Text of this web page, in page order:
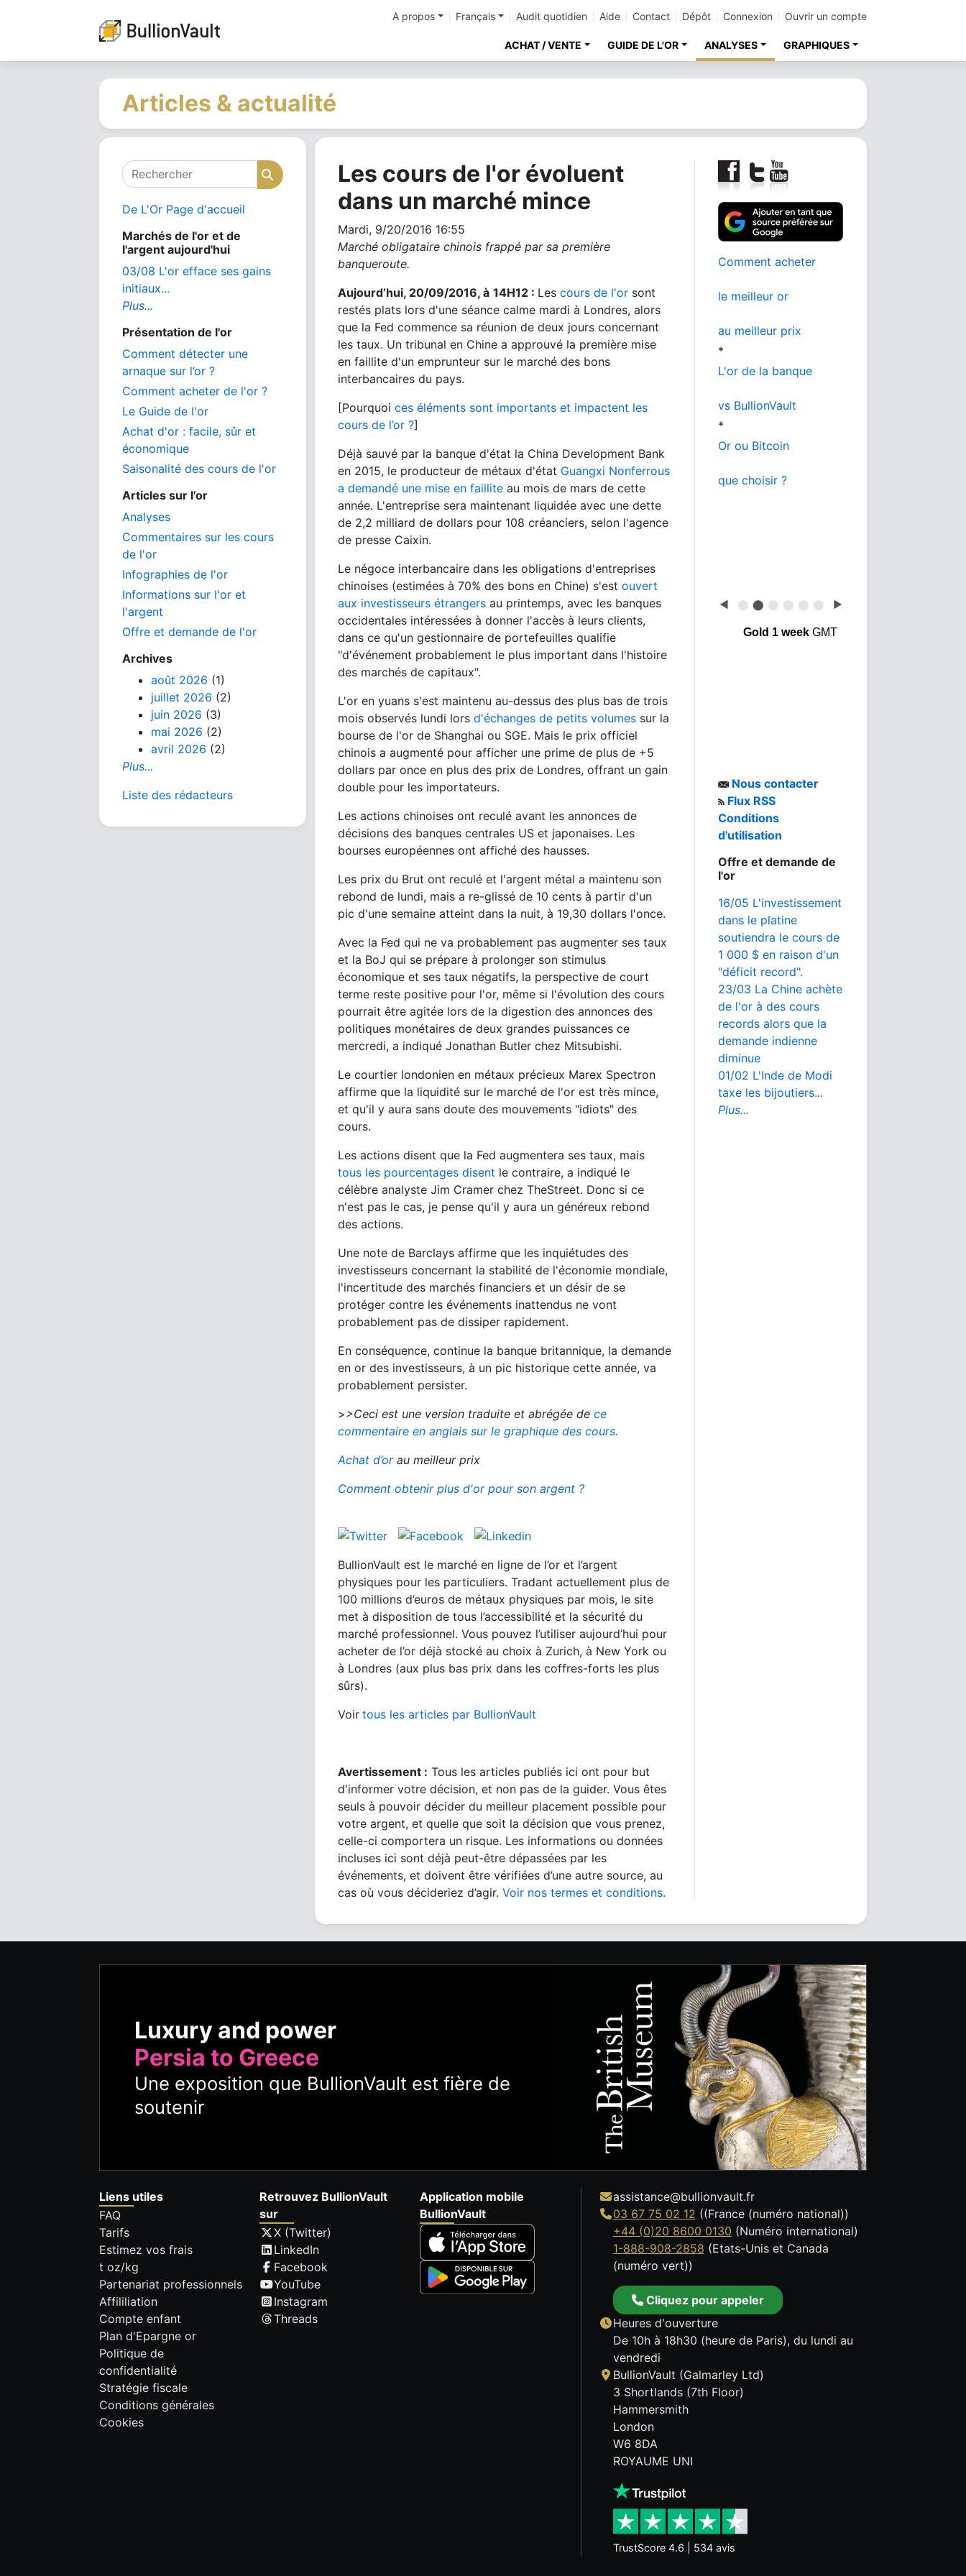
A propos Français Audit quotidien Aide Contact Dépôt Connexion Ouvrir un compte
ACHAT / VENTE GUIDE DE L'OR ANALYSES GRAPHIQUES
Articles & actualité
Rechercher Rechercher
De L'Or Page d'accueil
Marchés de l'or et de
l'argent aujourd'hui
03/08 L'or efface ses gains
initiaux...
Plus...
Présentation de l'or
Comment détecter une
arnaque sur l’or ?
Comment acheter de l'or ?
Le Guide de l'or
Achat d'or : facile, sûr et
économique
Saisonalité des cours de l'or
Articles sur l'or
Analyses
Commentaires sur les cours
de l'or
Infographies de l'or
Informations sur l'or et
l'argent
Offre et demande de l'or
Archives
août 2026 (1)
juillet 2026 (2)
juin 2026 (3)
mai 2026 (2)
avril 2026 (2)
Plus...
Liste des rédacteurs
Les cours de l'or évoluent
dans un marché mince
Mardi, 9/20/2016 16:55
Marché obligataire chinois frappé par sa première
banqueroute.
Aujourd’hui, 20/09/2016, à 14H12 : Les cours de l'or sont
restés plats lors d'une séance calme mardi à Londres, alors
que la Fed commence sa réunion de deux jours concernant
les taux. Un tribunal en Chine a approuvé la première mise
en faillite d'un emprunteur sur le marché des bons
interbancaires du pays.
[Pourquoi ces éléments sont importants et impactent les
cours de l’or ?]
Déjà sauvé par la banque d'état la China Development Bank
en 2015, le producteur de métaux d'état Guangxi Nonferrous
a demandé une mise en faillite au mois de mars de cette
année. L'entreprise sera maintenant liquidée avec une dette
de 2,2 milliard de dollars pour 108 créanciers, selon l'agence
de presse Caixin.
Le négoce interbancaire dans les obligations d'entreprises
chinoises (estimées à 70% des bons en Chine) s'est ouvert
aux investisseurs étrangers au printemps, avec les banques
occidentales intéressées à donner l'accès à leurs clients,
dans ce qu'un gestionnaire de portefeuilles qualifie
"d'événement probablement le plus important dans l'histoire
des marchés de capitaux".
L'or en yuans s'est maintenu au-dessus des plus bas de trois
mois observés lundi lors d'échanges de petits volumes sur la
bourse de l'or de Shanghai ou SGE. Mais le prix officiel
chinois a augmenté pour afficher une prime de plus de +5
dollars par once en plus des prix de Londres, offrant un gain
double pour les importateurs.
Les actions chinoises ont reculé avant les annonces de
décisions des banques centrales US et japonaises. Les
bourses européennes ont affiché des hausses.
Les prix du Brut ont reculé et l'argent métal a maintenu son
rebond de lundi, mais a re-glissé de 10 cents à partir d'un
pic d'une semaine atteint dans la nuit, à 19,30 dollars l'once.
Avec la Fed qui ne va probablement pas augmenter ses taux
et la BoJ qui se prépare à prolonger son stimulus
économique et ses taux négatifs, la perspective de court
terme reste positive pour l'or, même si l'évolution des cours
pourrait être agitée lors de la digestion des annonces des
politiques monétaires de deux grandes puissances ce
mercredi, a indiqué Jonathan Butler chez Mitsubishi.
Le courtier londonien en métaux précieux Marex Spectron
affirme que la liquidité sur le marché de l'or est très mince,
et qu'il y aura sans doute des mouvements "idiots" des
cours.
Les actions disent que la Fed augmentera ses taux, mais
tous les pourcentages disent le contraire, a indiqué le
célèbre analyste Jim Cramer chez TheStreet. Donc si ce
n'est pas le cas, je pense qu'il y aura un généreux rebond
des actions.
Une note de Barclays affirme que les inquiétudes des
investisseurs concernant la stabilité de l'économie mondiale,
l'incertitude des marchés financiers et un désir de se
protéger contre les événements inattendus ne vont
probablement pas de dissiper rapidement.
En conséquence, continue la banque britannique, la demande
en or des investisseurs, à un pic historique cette année, va
probablement persister.
>>Ceci est une version traduite et abrégée de ce
commentaire en anglais sur le graphique des cours.
Achat d’orau meilleur prix
Comment obtenir plus d'or pour son argent ?
BullionVault est le marché en ligne de l’or et l’argent
physiques pour les particuliers. Tradant actuellement plus de
100 millions d’euros de métaux physiques par mois, le site
met à disposition de tous l’accessibilité et la sécurité du
marché professionnel. Vous pouvez l’utiliser aujourd’hui pour
acheter de l’or déjà stocké au choix à Zurich, à New York ou
à Londres (aux plus bas prix dans les coffres-forts les plus
sûrs).
Voir tous les articles par BullionVault
Avertissement : Tous les articles publiés ici ont pour but
d'informer votre décision, et non pas de la guider. Vous êtes
seuls à pouvoir décider du meilleur placement possible pour
votre argent, et quelle que soit la décision que vous prenez,
celle-ci comportera un risque. Les informations ou données
incluses ici sont déjà peut-être dépassées par les
événements, et doivent être vérifiées d’une autre source, au
cas où vous décideriez d’agir. Voir nos termes et conditions.
Comment acheter
le meilleur or
au meilleur prix
*
L'or de la banque
vs BullionVault
*
Or ou Bitcoin
que choisir ?
◀ ⬤ ⬤ ⬤ ⬤ ⬤ ⬤ ▶
Gold 1 weekGMT
Nous contacter
Flux RSS
Conditions
d'utilisation
Offre et demande de
l'or
16/05 L'investissement
dans le platine
soutiendra le cours de
1 000 $ en raison d'un
"déficit record".
23/03 La Chine achète
de l'or à des cours
records alors que la
demande indienne
diminue
01/02 L'Inde de Modi
taxe les bijoutiers...
Plus...
Luxury and power
Persia to Greece
Une exposition que BullionVault est fière de
soutenir
Liens utiles
FAQ
Tarifs
Estimez vos frais
t oz/kg
Partenariat professionnels
Affililiation
Compte enfant
Plan d'Epargne or
Politique de
confidentialité
Stratégie fiscale
Conditions générales
Cookies
Retrouvez BullionVault
sur
X (Twitter)
LinkedIn
Facebook
YouTube
Instagram
Threads
Application mobile
BullionVault
assistance@bullionvault.fr
03 67 75 02 12 ((France (numéro national))
+44 (0)20 8600 0130 (Numéro international)
1-888-908-2858 (Etats-Unis et Canada
(numéro vert))
Cliquez pour appeler
Heures d'ouverture
De 10h à 18h30 (heure de Paris), du lundi au
vendredi
BullionVault (Galmarley Ltd)
3 Shortlands (7th Floor)
Hammersmith
London
W6 8DA
ROYAUME UNI
TrustScore 4.6 | 534 avis